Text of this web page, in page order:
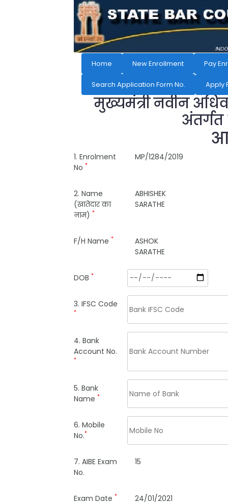
Home New Enrollment Pay
Search Application Form No. Apply
मुख्यमंत्री नवीन
अंतर्गत
1. Enrolment
No *
MP/1284/2019
2. Name
(खातेदार का
नाम) *
ABHISHEK
SARATHE
F/H Name *
ASHOK
SARATHE
DOB *
3. IFSC Code
*
4. Bank
Account No.
*
5. Bank
Name *
6. Mobile
No.*
7. AIBE Exam
No.
15
Exam Date * 24/01/2021